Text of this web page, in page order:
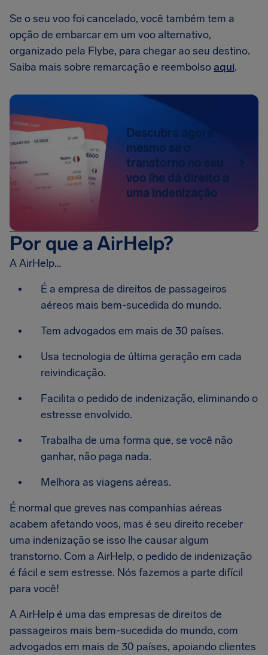
Se o seu voo foi cancelado, você também tem a
opção de embarcar em um voo alternativo,
organizado pela Flybe, para chegar ao seu destino.
Saiba mais sobre remarcação e reembolsoaqui.
Descubra agora
mesmo se o
transtorno no seu
voo lhe dá direito a
uma indenização
Por que a AirHelp?
A AirHelp…
É a empresa de direitos de passageiros
aéreos mais bem-sucedida do mundo.
Tem advogados em mais de 30 países.
Usa tecnologia de última geração em cada
reivindicação.
Facilita o pedido de indenização, eliminando o
estresse envolvido.
Trabalha de uma forma que, se você não
ganhar, não paga nada.
Melhora as viagens aéreas.
É normal que greves nas companhias aéreas
acabem afetando voos, mas é seu direito receber
uma indenização se isso lhe causar algum
transtorno. Com a AirHelp, o pedido de indenização
é fácil e sem estresse. Nós fazemos a parte difícil
para você!
A AirHelp é uma das empresas de direitos de
passageiros mais bem-sucedida do mundo, com
advogados em mais de 30 países, apoiando clientes